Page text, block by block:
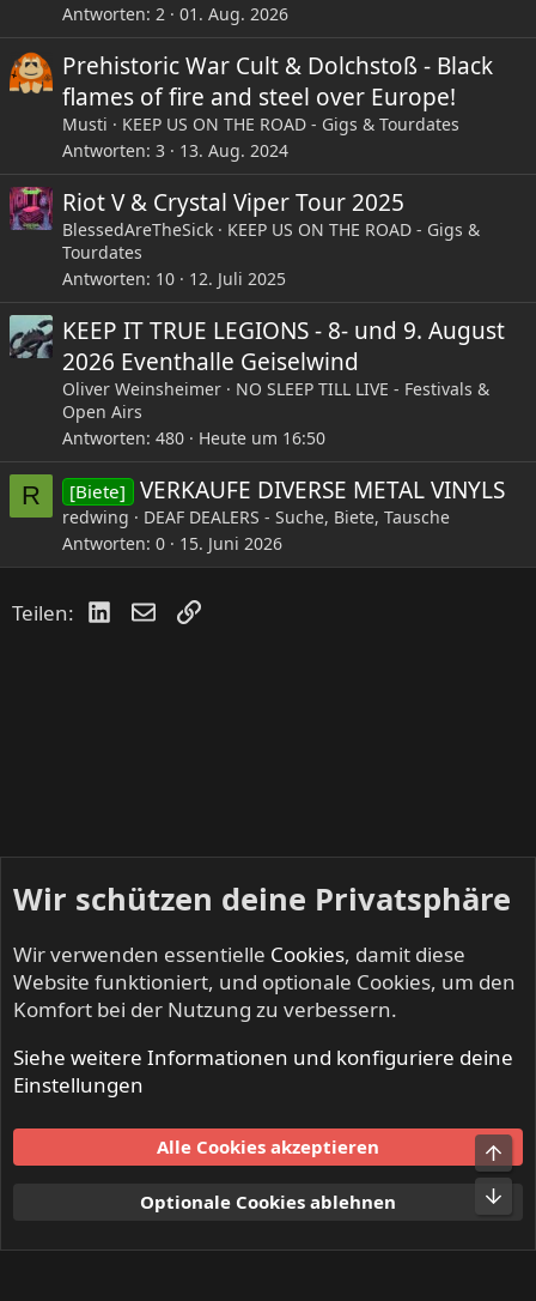
Antworten 2 01. Aug. 2026
Prehistoric War Cult & Dolchstoß - Black
flames of fire and steel over Europe!
Musti
KEEP US ON THE ROAD - Gigs & Tourdates
Antworten 3 13. Aug. 2024
Riot V & Crystal Viper Tour 2025
BlessedAreTheSick
KEEP US ON THE ROAD - Gigs &
Tourdates
Antworten 10 12. Juli 2025
KEEP IT TRUE LEGIONS - 8- und 9. August
2026 Eventhalle Geiselwind
Oliver Weinsheimer
NO SLEEP TILL LIVE - Festivals &
Open Airs
Antworten 480 Heute um 16:50
R [Biete] VERKAUFE DIVERSE METAL VINYLS
redwing
DEAF DEALERS - Suche, Biete, Tausche
Antworten 0 15. Juni 2026
Teilen: LinkedIn
E-MailLink
KEEP US ON THE ROAD - Gigs & Tourdates
Nutzungsbedingungen
Datenschutz
S
Wir schützen deine Privatsphäre
Wir verwenden essentielle Cookies, damit diese
Website funktioniert, und optionale Cookies, um den
Komfort bei der Nutzung zu verbessern.
Siehe weitere Informationen und konfiguriere deine
Einstellungen
Alle Cookies akzeptieren
Optionale Cookies ablehnen